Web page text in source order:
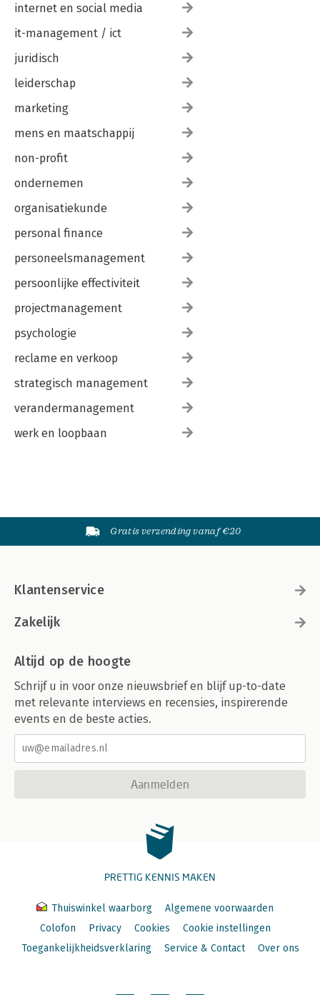
internet en social media
it-management / ict
juridisch
leiderschap
marketing
mens en maatschappij
non-profit
ondernemen
organisatiekunde
personal finance
personeelsmanagement
persoonlijke effectiviteit
projectmanagement
psychologie
reclame en verkoop
strategisch management
verandermanagement
werk en loopbaan
Gratis verzending vanaf €20
Klantenservice
Zakelijk
Altijd op de hoogte
Schrijf u in voor onze nieuwsbrief en blijf up-to-date
met relevante interviews en recensies, inspirerende
events en de beste acties.
Aanmelden
PRETTIG KENNIS MAKEN
Thuiswinkel waarborg
Algemene voorwaarden
Colofon
Privacy Cookies
Cookie instellingen
Toegankelijkheidsverklaring
Service & Contact Over ons